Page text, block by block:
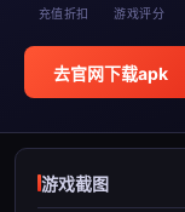
充值折扣 游戏评分
去官网下载apk
游戏截图